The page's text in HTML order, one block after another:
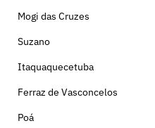
Mogi das Cruzes
Suzano
Itaquaquecetuba
Ferraz de Vasconcelos
Poá